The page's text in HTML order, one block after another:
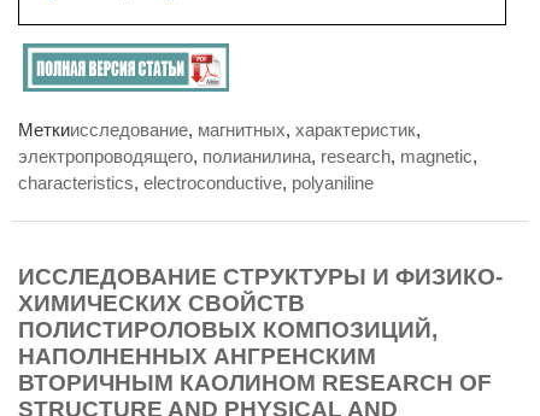
Меткиисследование, магнитных, характеристик,
электропроводящего, полианилина, research, magnetic,
characteristics, electroconductive, polyaniline
ИССЛЕДОВАНИЕ СТРУКТУРЫ И ФИЗИКО-
ХИМИЧЕСКИХ СВОЙСТВ
ПОЛИСТИРОЛОВЫХ КОМПОЗИЦИЙ,
НАПОЛНЕННЫХ АНГРЕНСКИМ
ВТОРИЧНЫМ КАОЛИНОМ RESEARCH OF
STRUCTURE AND PHYSICAL AND